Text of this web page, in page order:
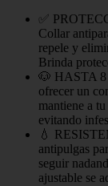
✅
Collar
repele y
Brinda
🐶 HASTA 8
ofrecer un
mantiene a
evitando
💧
antipulgas
seguir
ajustable se